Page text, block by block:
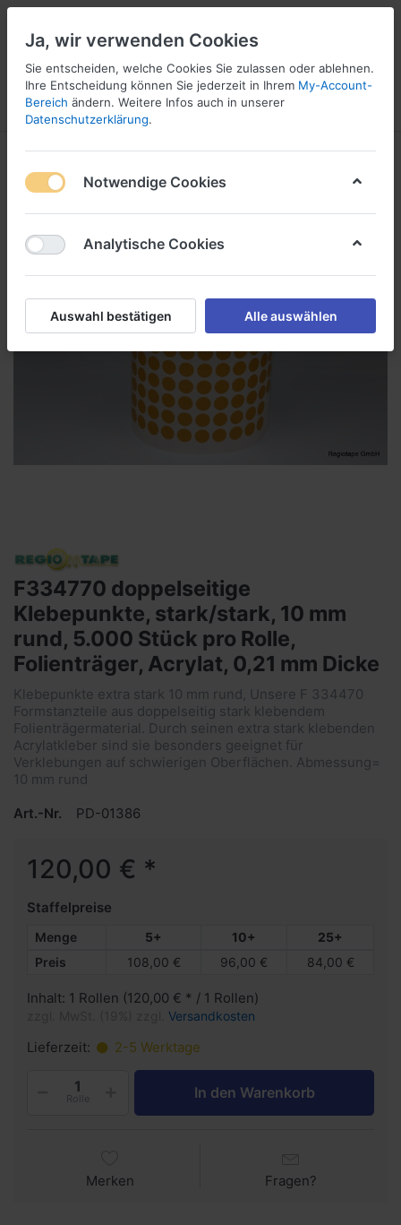
Menü Anmelden Wunschliste
1
F334770 doppelseitige
Klebepunkte, stark/stark, 10 mm
rund, 5.000 Stück pro Rolle,
Folienträger, Acrylat, 0,21 mm Dicke
Klebepunkte extra stark 10 mm rund, Unsere F 334470
Formstanzteile aus doppelseitig stark klebendem
Folienträgermaterial. Durch seinen extra stark klebenden
Acrylatkleber sind sie besonders geeignet für
Verklebungen auf schwierigen Oberflächen. Abmessung=
10 mm rund
Art.-Nr.
PD-01386
120,00 € *
Staffelpreise
Menge 5+ 10+
25+
Preis
108,00 € 96,00 € 84,00 €
Inhalt: 1 Rollen (120,00 € * / 1 Rollen)
Versandkosten
Lieferzeit: 2-5 Werktage
Rolle In den Warenkorb
Merken Fragen?
Ja, wir verwenden Cookies
Sie entscheiden, welche Cookies Sie zulassen oder ablehnen.
Ihre Entscheidung können Sie jederzeit in Ihrem My-Account-
Bereich ändern. Weitere Infos auch in unserer
Datenschutzerklärung.
Notwendige Cookies
Analytische Cookies
Auswahl bestätigen Alle auswählen